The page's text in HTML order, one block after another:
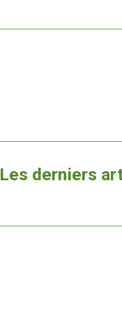
Les derniers